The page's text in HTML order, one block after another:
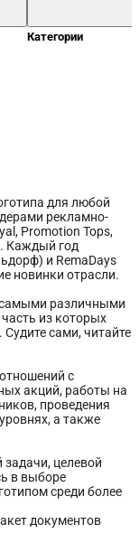
Категории
для любой
рекламно-
Promotion Tops,
Каждый год
и RemaDays
новинки отрасли.
различными
из которых
сами, читайте
с
акций, работы на
проведения
а также
целевой
в выборе
среди более
документов